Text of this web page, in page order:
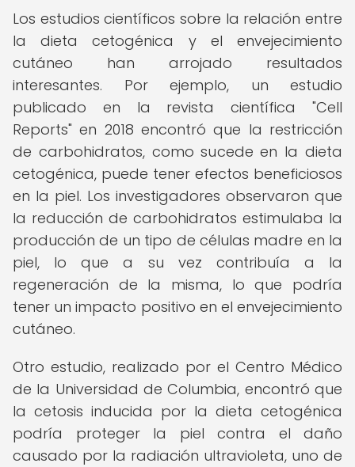
Los estudios científicos sobre la relación entre
la dieta cetogénica y el envejecimiento
cutáneo han arrojado resultados
interesantes. Por ejemplo, un estudio
publicado en la revista científica "Cell
Reports" en 2018 encontró que la restricción
de carbohidratos, como sucede en la dieta
cetogénica, puede tener efectos beneficiosos
en la piel. Los investigadores observaron que
la reducción de carbohidratos estimulaba la
producción de un tipo de células madre en la
piel, lo que a su vez contribuía a la
regeneración de la misma, lo que podría
tener un impacto positivo en el envejecimiento
cutáneo.
Otro estudio, realizado por el Centro Médico
de la Universidad de Columbia, encontró que
la cetosis inducida por la dieta cetogénica
podría proteger la piel contra el daño
causado por la radiación ultravioleta, uno de